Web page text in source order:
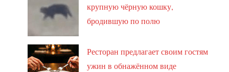
крупную чёрную кошку,
бродившую по полю
Ресторан предлагает своим гостям
ужин в обнажённом виде